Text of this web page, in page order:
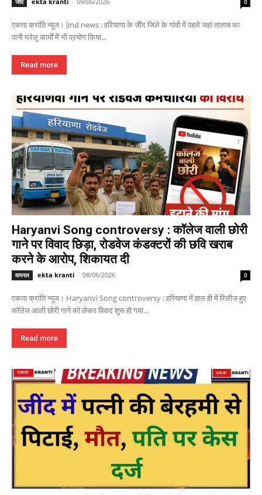
एकता क्रांति न्यूज। Jind news : हरियाणा के जींद जिले के गांवों में पहले जहां तालाब का
पानी घरेलू कार्यों में भी प्रयोग किया...
Read more
Haryanvi Song controversy : कॉलेज वाली छोरी
गाने पर विवाद छिड़ा, रोडवेज कंडक्टरों की छवि खराब
करने के आरोप, शिकायत दी
वायरल ekta kranti - 08/06/2026 0
एकता क्रांति न्यूज। Haryanvi Song controversy : हरियाणा में हाल ही में रिलीज हुए
कॉलेज आली छोरी गाने को लेकर विवाद शुरू हो गया...
Read more